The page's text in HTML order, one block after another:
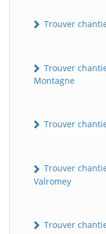
Trouver
Trouver
Montagne
Trouver
Trouver
Valromey
Trouver